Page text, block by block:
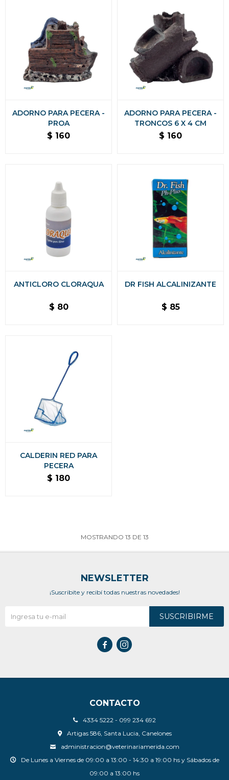
ADORNO PARA PECERA -
PROA
$ 160
ADORNO PARA PECERA -
TRONCOS 6 X 4 CM
$ 160
ANTICLORO CLORAQUA
$ 80
DR FISH ALCALINIZANTE
$ 85
CALDERIN RED PARA
PECERA
$ 180
MOSTRANDO 13 DE 13
CONTACTO
4334 5222 - 099 234 692
Artigas 586, Santa Lucia, Canelones
administracion@veterinariamerida.com
De Lunes a Viernes de 09:00 a 13:00 - 14:30 a 19:00 hs y Sábados de
09:00 a 13:00 hs
NEWSLETTER
¡Suscribite y recibí todas nuestras novedades!
SUSCRIBIRME
 